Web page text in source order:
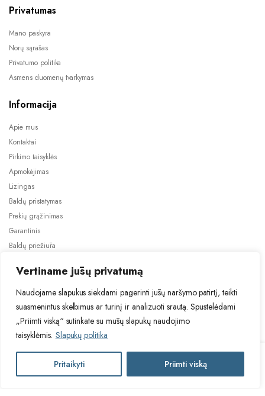
Vertiname jūsų privatumą
Naudojame slapukus siekdami pagerinti jūsų naršymo patirtį, teikti
suasmenintus skelbimus ar turinį ir analizuoti srautą. Spustelėdami
„Priimti viską“ sutinkate su mūsų slapukų naudojimo
taisyklėmis. Slapukų politika
Pritaikyti Priimti viską
DEFENDER
Į krepšelį
Privatumas
Mano paskyra
Norų sąrašas
Privatumo politika
Asmens duomenų tvarkymas
Informacija
Apie mus
Kontaktai
Pirkimo taisyklės
Apmokėjimas
Lizingas
Baldų pristatymas
Prekių grąžinimas
Garantinis
Baldų priežiūra
2024 © Visos teisės saugomos. Be TauBaldai.lt sutikimo draudžiama
Asmens duomenų tvarkymas